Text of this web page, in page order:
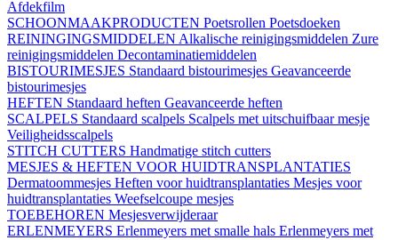
Afdekfilm
SCHOONMAAKPRODUCTEN Poetsrollen Poetsdoeken
REININGINGSMIDDELEN Alkalische reinigingsmiddelen Zure
reinigingsmiddelen Decontaminatiemiddelen
BISTOURIMESJES Standaard bistourimesjes Geavanceerde
bistourimesjes
HEFTEN Standaard heften Geavanceerde heften
SCALPELS Standaard scalpels Scalpels met uitschuifbaar mesje
Veiligheidsscalpels
STITCH CUTTERS Handmatige stitch cutters
MESJES & HEFTEN VOOR HUIDTRANSPLANTATIES
Dermatoommesjes Heften voor huidtransplantaties Mesjes voor
huidtransplantaties Weefselcoupe mesjes
TOEBEHOREN Mesjesverwijderaar
ERLENMEYERS Erlenmeyers met smalle hals Erlenmeyers met